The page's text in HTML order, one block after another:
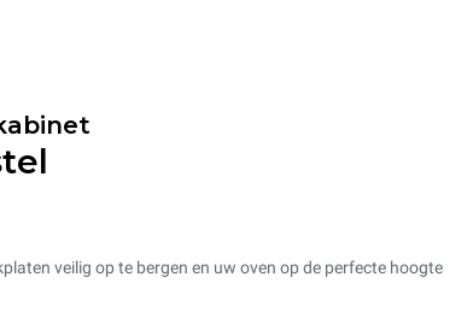
veilig op te bergen en uw oven op de perfecte hoogte